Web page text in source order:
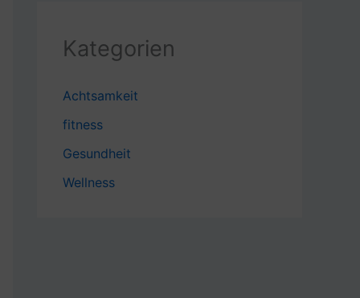
Kategorien
Achtsamkeit
fitness
Gesundheit
Wellness